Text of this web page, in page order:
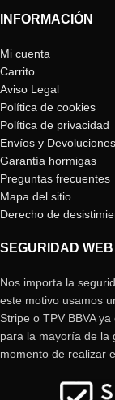
INFORMACIÓN
Mi cuenta
Carrito
Aviso Legal
Política de cookies
Política de privacidad
Envíos y Devoluciones
Garantía hormigas
Preguntas frecuentes
Mapa del sitio
Derecho de
SEGURIDAD WEB
Nos importa la
este motivo usamos
Stripe o TPV BBVA
para la mayoría de la
momento de realizar